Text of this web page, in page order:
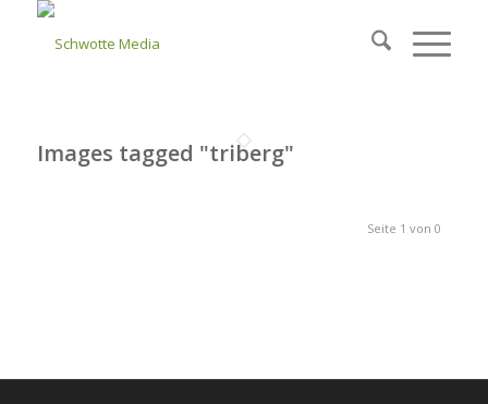
Images tagged "triberg"
Seite 1 von 0